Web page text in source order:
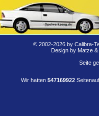
© 2002-2026 by Calibra-
Design by Matze
Seite
Wir hatten 547169922